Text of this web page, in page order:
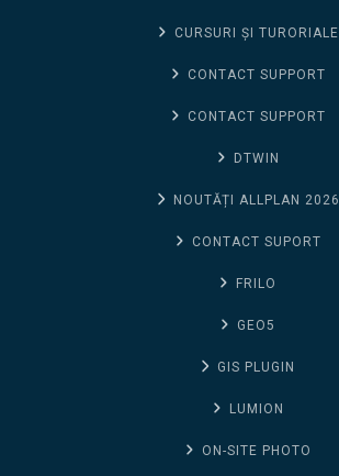
CURSURI ȘI TURORIALE
CONTACT SUPPORT
CONTACT SUPPORT
DTWIN
NOUTĂȚI ALLPLAN 2026
CONTACT SUPORT
FRILO
GEO5
GIS PLUGIN
LUMION
ON-SITE PHOTO